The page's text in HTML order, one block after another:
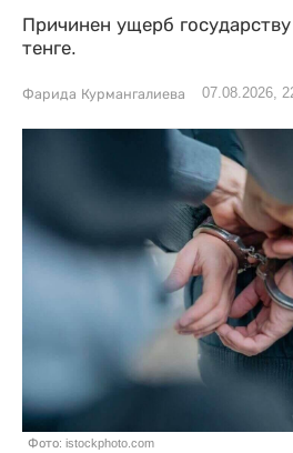
Причинен ущерб
тенге.
Фарида Курмангалиева 07.08.2026,
Фото: istockphoto.com